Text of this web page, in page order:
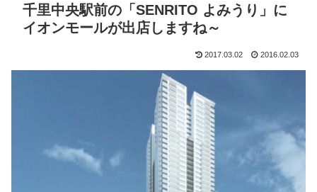
千里中央駅前の「SENRITO よみうり」に
イオンモールが出店しますね～
2017.03.02 2016.02.03